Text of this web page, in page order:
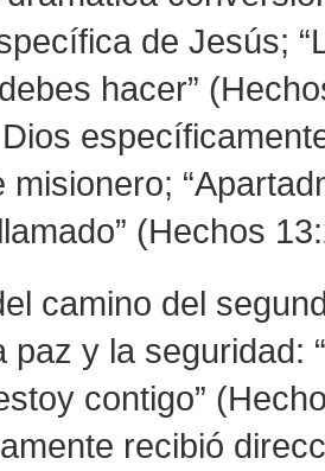
de Jesús;
hacer”
misionero;
(Hechos
camino del
paz y la seguridad:
contigo”
recibió